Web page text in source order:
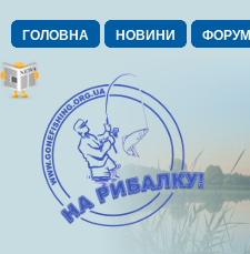
ГОЛОВНА НОВИНИ ФОРУМ